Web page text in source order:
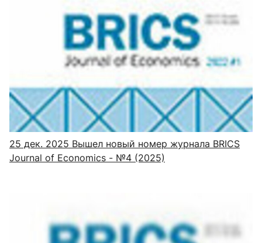
25 дек. 2025 Вышел новый номер журнала BRICS
Journal of Economics - №4 (2025)